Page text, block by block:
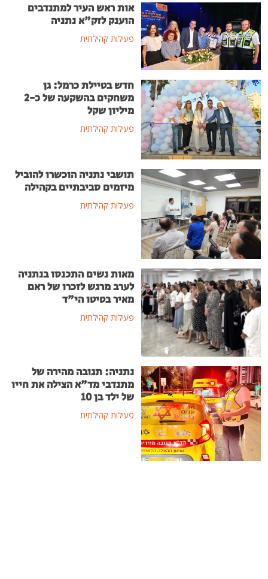
אות ראש העיר למתנדבים
הוענק לזק"א נתניה
פעילות קהילתית
חדש בטיילת כרמל: גן
משחקים בהשקעה של כ-2
מיליון שקל
פעילות קהילתית
תושבי נתניה הוכשרו להוביל
מיזמים סביבתיים בקהילה
פעילות קהילתית
מאות נשים התכנסו בנתניה
לערב מרגש לזכרו של ראם
מאיר בטיטו הי"ד
פעילות קהילתית
נתניה: תגובה מהירה של
מתנדבי מד"א הצילה את חייו
של ילד בן 10
פעילות קהילתית